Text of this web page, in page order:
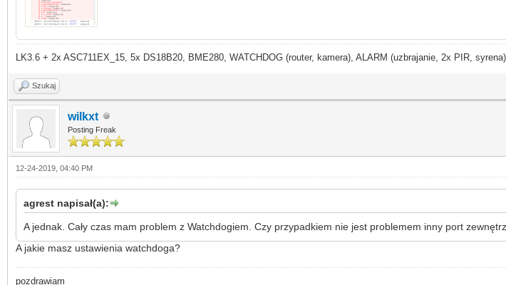
LK3.6 + 2x ASC711EX_15, 5x DS18B20, BME280, WATCHDOG (router, kamera), ALARM (uzbrajanie, 2x PIR,
Szukaj
wilkxt
Posting Freak
12-24-2019, 04:40 PM
agrest napisał(a):
A jednak. Cały czas mam problem z Watchdogiem. Czy przypadkiem nie jest problemem inny port
A jakie masz ustawienia watchdoga?
pozdrawiam